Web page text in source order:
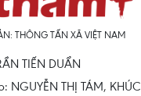
THÔNG TẤN XÃ VIỆT NAM
TIẾN DUẨN
NGUYỄN THỊ TÁM, KHÚC